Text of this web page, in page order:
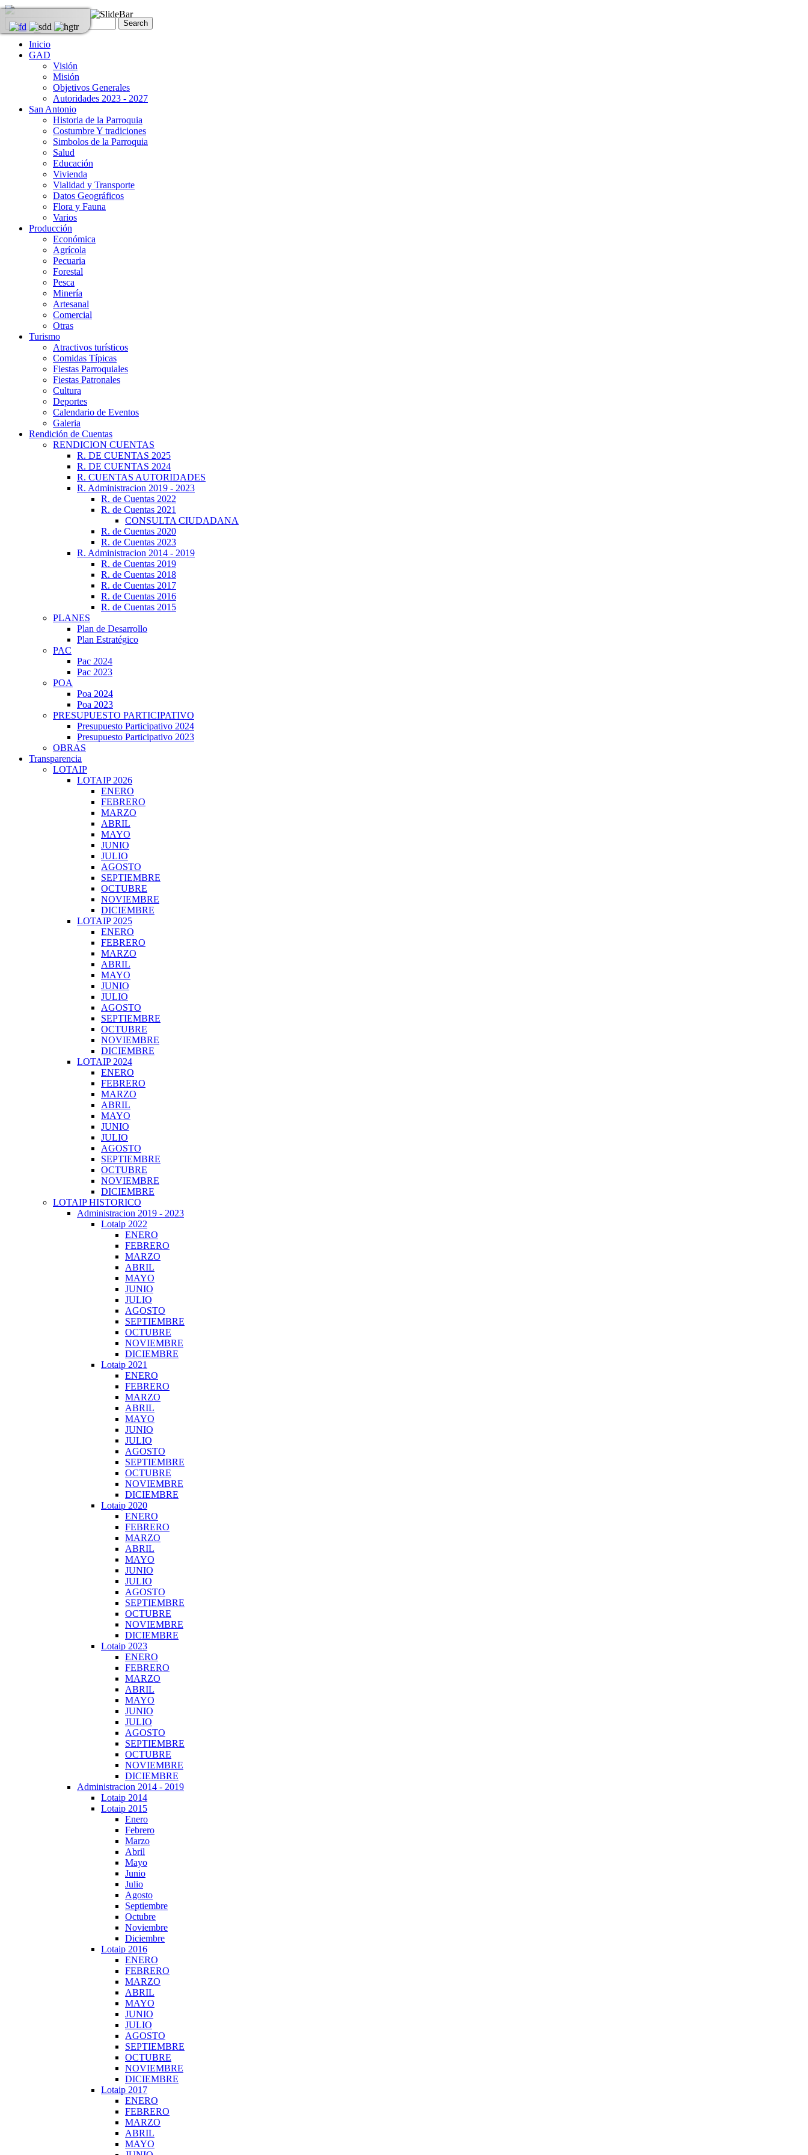
Inicio
GAD
Visión
Misión
Objetivos Generales
Autoridades 2023 - 2027
San Antonio
Historia de la Parroquia
Costumbre Y tradiciones
Simbolos de la Parroquia
Salud
Educación
Vivienda
Vialidad y Transporte
Datos Geográficos
Flora y Fauna
Varios
Producción
Económica
Agrícola
Pecuaria
Forestal
Pesca
Minería
Artesanal
Comercial
Otras
Turismo
Atractivos turísticos
Comidas Típicas
Fiestas Parroquiales
Fiestas Patronales
Cultura
Deportes
Calendario de Eventos
Galeria
Rendición de Cuentas
RENDICION CUENTAS
R. DE CUENTAS 2025
R. DE CUENTAS 2024
R. CUENTAS AUTORIDADES
R. Administracion 2019 - 2023
R. de Cuentas 2022
R. de Cuentas 2021
CONSULTA CIUDADANA
R. de Cuentas 2020
R. de Cuentas 2023
R. Administracion 2014 - 2019
R. de Cuentas 2019
R. de Cuentas 2018
R. de Cuentas 2017
R. de Cuentas 2016
R. de Cuentas 2015
PLANES
Plan de Desarrollo
Plan Estratégico
PAC
Pac 2024
Pac 2023
POA
Poa 2024
Poa 2023
PRESUPUESTO PARTICIPATIVO
Presupuesto Participativo 2024
Presupuesto Participativo 2023
OBRAS
Transparencia
LOTAIP
LOTAIP 2026
ENERO
FEBRERO
MARZO
ABRIL
MAYO
JUNIO
JULIO
AGOSTO
SEPTIEMBRE
OCTUBRE
NOVIEMBRE
DICIEMBRE
LOTAIP 2025
ENERO
FEBRERO
MARZO
ABRIL
MAYO
JUNIO
JULIO
AGOSTO
SEPTIEMBRE
OCTUBRE
NOVIEMBRE
DICIEMBRE
LOTAIP 2024
ENERO
FEBRERO
MARZO
ABRIL
MAYO
JUNIO
JULIO
AGOSTO
SEPTIEMBRE
OCTUBRE
NOVIEMBRE
DICIEMBRE
LOTAIP HISTORICO
Administracion 2019 - 2023
Lotaip 2022
ENERO
FEBRERO
MARZO
ABRIL
MAYO
JUNIO
JULIO
AGOSTO
SEPTIEMBRE
OCTUBRE
NOVIEMBRE
DICIEMBRE
Lotaip 2021
ENERO
FEBRERO
MARZO
ABRIL
MAYO
JUNIO
JULIO
AGOSTO
SEPTIEMBRE
OCTUBRE
NOVIEMBRE
DICIEMBRE
Lotaip 2020
ENERO
FEBRERO
MARZO
ABRIL
MAYO
JUNIO
JULIO
AGOSTO
SEPTIEMBRE
OCTUBRE
NOVIEMBRE
DICIEMBRE
Lotaip 2023
ENERO
FEBRERO
MARZO
ABRIL
MAYO
JUNIO
JULIO
AGOSTO
SEPTIEMBRE
OCTUBRE
NOVIEMBRE
DICIEMBRE
Administracion 2014 - 2019
Lotaip 2014
Lotaip 2015
Enero
Febrero
Marzo
Abril
Mayo
Junio
Julio
Agosto
Septiembre
Octubre
Noviembre
Diciembre
Lotaip 2016
ENERO
FEBRERO
MARZO
ABRIL
MAYO
JUNIO
JULIO
AGOSTO
SEPTIEMBRE
OCTUBRE
NOVIEMBRE
DICIEMBRE
Lotaip 2017
ENERO
FEBRERO
MARZO
ABRIL
MAYO